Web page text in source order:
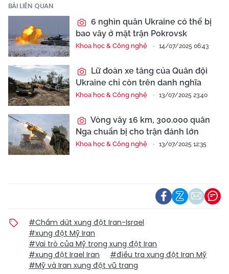
BÀI LIÊN QUAN
6 nghìn quân Ukraine có thể bị
bao vây ở mặt trận Pokrovsk
Khoa học & Công nghệ 14/07/2025 06:43
Lữ đoàn xe tăng của Quân đội
Ukraine chỉ còn trên danh nghĩa
Khoa học & Công nghệ 13/07/2025 23:40
Vòng vây 16 km, 300.000 quân
Nga chuẩn bị cho trận đánh lớn
Khoa học & Công nghệ 13/07/2025 12:35
#Chấm dứt xung đột Iran-Israel
#xung đột Mỹ Iran
#Vai trò của Mỹ trong xung đột Iran
#xung đột Irael Iran
#điều tra xung đột Iran Mỹ
#Mỹ và Iran xung đột vũ trang